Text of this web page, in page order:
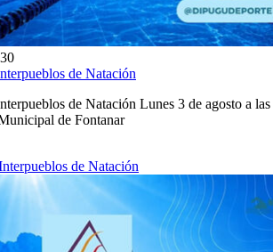
de Natación
de Natación Lunes 3 de agosto a las
de Fontanar
de Natación